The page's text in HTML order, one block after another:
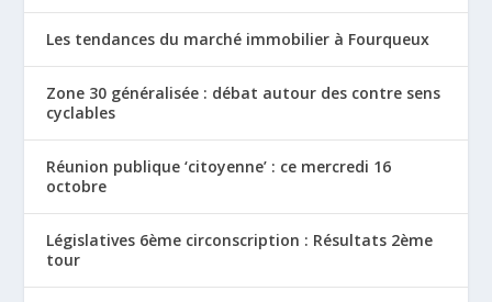
Les tendances du marché immobilier à Fourqueux
Zone 30 généralisée : débat autour des contre sens
cyclables
Réunion publique ‘citoyenne’ : ce mercredi 16
octobre
Législatives 6ème circonscription : Résultats 2ème
tour